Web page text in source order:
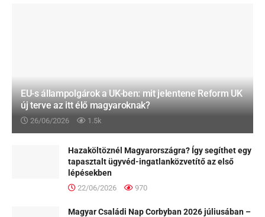
EU-s állampolgárok a UK-ben: mit jelentene Reform UK
új terve az itt élő magyaroknak?
26/06/2026 1.5k
Hazaköltöznél Magyarországra? Így segíthet egy
tapasztalt ügyvéd-ingatlanközvetítő az első
lépésekben
22/06/2026 970
Magyar Családi Nap Corbyban 2026 júliusában –